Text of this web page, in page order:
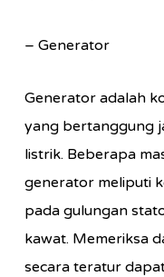
– Generator
Generator adalah
yang bertanggung
listrik. Beberapa
generator meliputi
pada gulungan
kawat. Memeriksa
secara teratur